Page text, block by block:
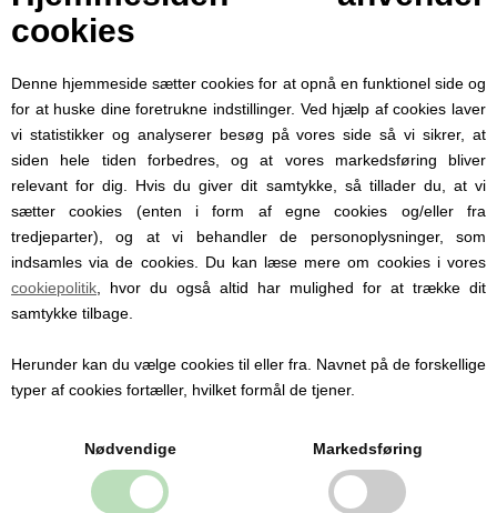
cookies
Denne hjemmeside sætter cookies for at opnå en funktionel side og
for at huske dine foretrukne indstillinger. Ved hjælp af cookies laver
vi statistikker og analyserer besøg på vores side så vi sikrer, at
siden hele tiden forbedres, og at vores markedsføring bliver
relevant for dig. Hvis du giver dit samtykke, så tillader du, at vi
sætter cookies (enten i form af egne cookies og/eller fra
tredjeparter), og at vi behandler de personoplysninger, som
indsamles via de cookies. Du kan læse mere om cookies i vores
cookiepolitik , hvor du også altid har mulighed for at trække dit
samtykke tilbage.
Herunder kan du vælge cookies til eller fra. Navnet på de forskellige
typer af cookies fortæller, hvilket formål de tjener.
Nødvendige Markedsføring
Den er i 100% bomuld.
baby.
Cardiganen er i 4 størrelser:
56 (1-2 måneder)
62 (3 måneder)
74 (9 måneder)
Personlige produkter med
navn
personlige babyprodukter med navn. Vi
tilbyder blandt andet sutter med navn,
nusseklude og babytæpper, hvor du kan få